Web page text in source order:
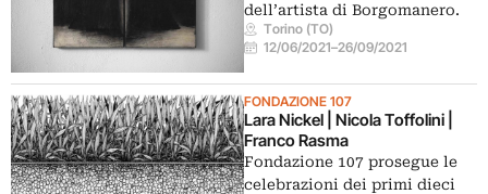
dell’artista di Borgomanero.
Torino (TO)
12/06/2021–26/09/2021
FONDAZIONE 107
Lara Nickel | Nicola Toffolini |
Franco Rasma
Fondazione 107 prosegue le
celebrazioni dei primi dieci